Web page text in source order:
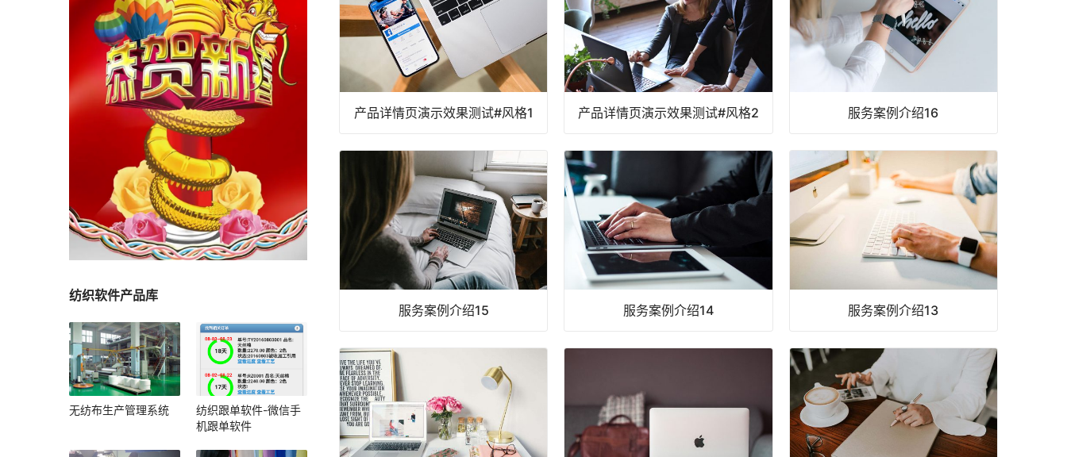
产品详情页演示效果测试#风格1 产品详情页演示效果测试#风格2 服务案例介绍16
服务案例介绍15 服务案例介绍14 服务案例介绍13
纺织软件产品库
无纺布生产管理系统
纺织跟单软件-微信手
机跟单软件